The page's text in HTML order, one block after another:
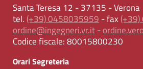
Santa Teresa 12 - 37135 - Verona
tel. (+39) 0458035959 - fax
ordine@ingegneri.vr.it-
Codice fiscale:80015800230
Orari Segreteria